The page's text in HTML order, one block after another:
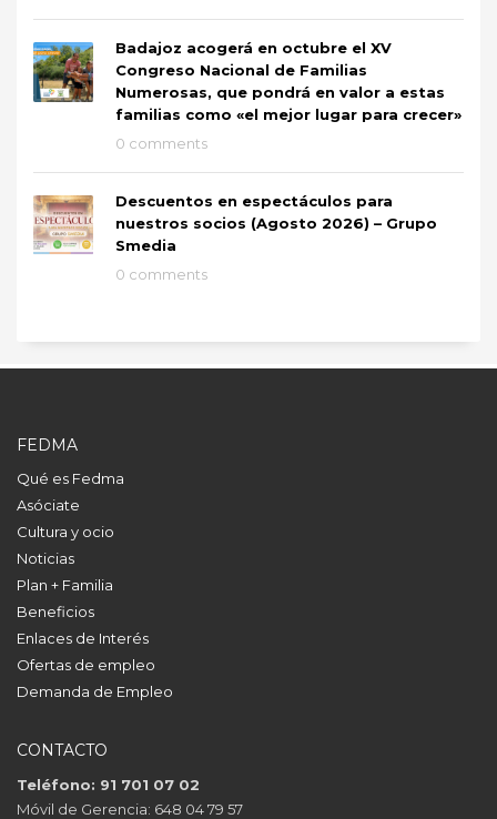
Badajoz acogerá en octubre el XV
Congreso Nacional de Familias
Numerosas, que pondrá en valor a estas
familias como «el mejor lugar para crecer»
0 comments
Descuentos en espectáculos para
nuestros socios (Agosto 2026) – Grupo
Smedia
0 comments
FEDMA
Qué es Fedma
Asóciate
Cultura y ocio
Noticias
Plan + Familia
Beneficios
Enlaces de Interés
Ofertas de empleo
Demanda de Empleo
CONTACTO
Teléfono: 91 701 07 02
Móvil de Gerencia: 648 04 79 57